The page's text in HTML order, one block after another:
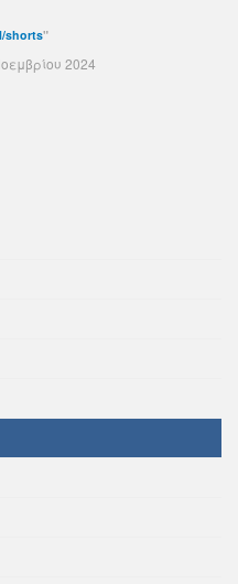
shorts"
2024